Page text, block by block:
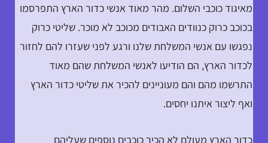
מאיגוד כוכבי השלום. מהר מאוד אנשי כדור הארץ התפרסמו
בכוכב כרוק כנוודים האבודים מכוכב לא מוכר. שליטי כרוק
נפגשו עם אנשי המשלחת שלנו ורגע לפני שעזרו להם לחזור
לכדור הארץ, הם הודיעו לאנשי המשלחת שהם מאוד
התרשמו מהם והם מעוניינים להכיר את שליטי כדור הארץ
ואף ליצור איתנו יחסים.
כדור הארץ מעולם לא הכיר כוכבים נוספים שעליהם